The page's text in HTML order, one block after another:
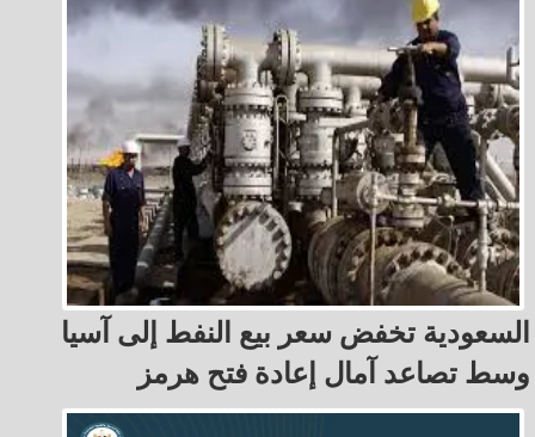
السعودية تخفض سعر بيع النفط إلى آسيا
وسط تصاعد آمال إعادة فتح هرمز